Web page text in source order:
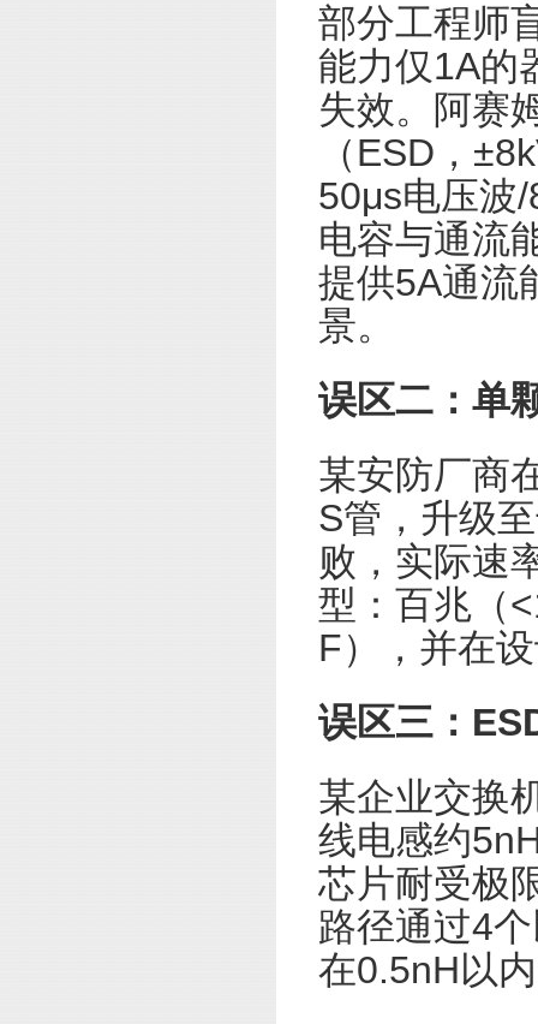
部分工程师
能力仅1A的
失效。阿赛
（ESD，
50μs电压波
电容与通流
提供5A通流
景。
误区二：单
某安防厂商
S管，升级
败，实际速
型：百兆（
F），并在
误区三：
某企业交换
线电感约
芯片耐受极
路径通过4
在0.5nH以